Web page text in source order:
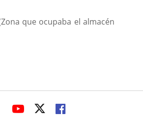
que ocupaba el almacén
LINK
LINKLINK